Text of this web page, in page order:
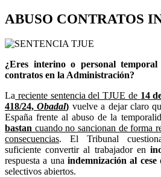
ABUSO CONTRATOS
¿Eres interino o personal temporal
contratos en la Administración?
La reciente sentencia del TJUE de 14
418/24,Obadal) vuelve a dejar claro
España frente al abuso de la
bastan cuando no sancionan de forma
consecuencias. El Tribunal
suficiente convertir al trabajador en
respuesta a una indemnización al cese
selectivos abiertos.